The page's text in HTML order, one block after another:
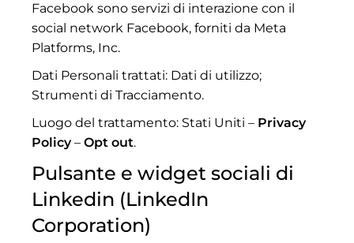
Facebook sono servizi di interazione con il
social network Facebook, forniti da Meta
Platforms, Inc.
Dati Personali trattati: Dati di utilizzo;
Strumenti di Tracciamento.
Luogo del trattamento: Stati Uniti – Privacy
Policy– Opt out.
Pulsante e widget sociali di
Linkedin (LinkedIn
Corporation)